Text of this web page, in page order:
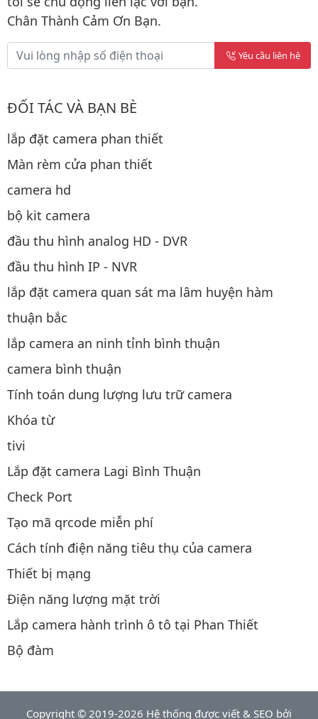
Chân Thành Cảm Ơn Bạn.
Yêu cầu liên hệ
ĐỐI TÁC VÀ BẠN BÈ
lắp đặt camera phan thiết
Màn rèm cửa phan thiết
camera hd
bộ kit camera
đầu thu hình analog HD - DVR
đầu thu hình IP - NVR
lắp đặt camera quan sát ma lâm huyện hàm
thuận bắc
lắp camera an ninh tỉnh bình thuận
camera bình thuận
Tính toán dung lượng lưu trữ camera
Khóa từ
tivi
Lắp đặt camera Lagi Bình Thuận
Check Port
Tạo mã qrcode miễn phí
Cách tính điện năng tiêu thụ của camera
Thiết bị mạng
Điện năng lượng mặt trời
Lắp camera hành trình ô tô tại Phan Thiết
Bộ đàm
Copyright © 2019-2026 Hệ thống được viết & SEO bởi